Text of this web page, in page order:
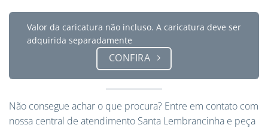
Valor da caricatura não incluso. A caricatura deve ser
adquirida separadamente
CONFIRA
Não consegue achar o que procura? Entre em contato com
nossa central de atendimento Santa Lembrancinha e peça